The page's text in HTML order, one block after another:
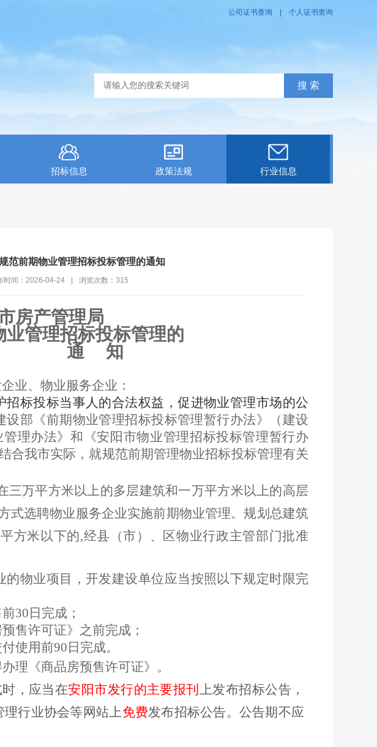
公司证书查询 个人证书查询
招标信息 政策法规 行业信息
范前期物业管理招标投标管理的通知
时间：2026-04-24 浏览次数：315
房产管理局
业管理招标投标管理的
通
知
业、物业服务企业：
标投标当事人的合法权益，促进物业管理市场的公
部《前期物业管理招标投标管理暂行办法》（建设
理办法》和《安阳市物业管理招标投标管理暂行办
合我市实际，就规范前期管理物业招标投标管理有关
三万平方米以上的多层建筑和一万平方米以上的高层
式选聘物业服务企业实施前期物业管理。规划 总建筑
方米以下的,经县（市）、区物业行政主管部门批准
物业项目，开发建设单位应当按照以下规定时限完
30日完成；
售许可证》之前完成；
使用前90日完成。
理《商品房预售许可证》。
，应当在安阳市发行的主要报刊 上发布招标公告，
行业协会等网站上免费发布招标公告。公告期不应